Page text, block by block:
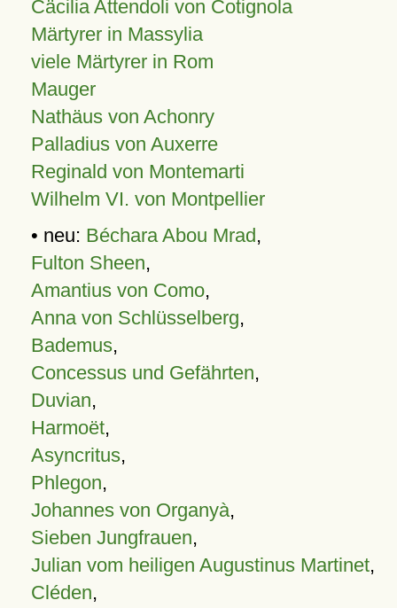
Cäcilia Attendoli von Cotignola
Märtyrer in Massylia
viele Märtyrer in Rom
Mauger
Nathäus von Achonry
Palladius von Auxerre
Reginald von Montemarti
Wilhelm VI. von Montpellier
• neu: Béchara Abou Mrad,
Fulton Sheen,
Amantius von Como,
Anna von Schlüsselberg,
Bademus,
Concessus und Gefährten,
Duvian,
Harmoët,
Asyncritus,
Phlegon,
Johannes von Organyà,
Sieben Jungfrauen,
Julian vom heiligen Augustinus Martinet,
Cléden,